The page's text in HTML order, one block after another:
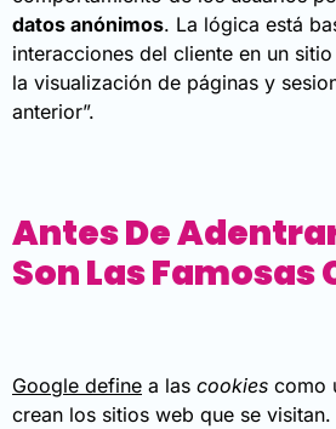
datos anónimos. La lógica está
interacciones del cliente en un
la visualización de páginas y
anterior”.
Antes De
Son Las Famosas
Google define a las cookies como
crean los sitios web que se visitan.